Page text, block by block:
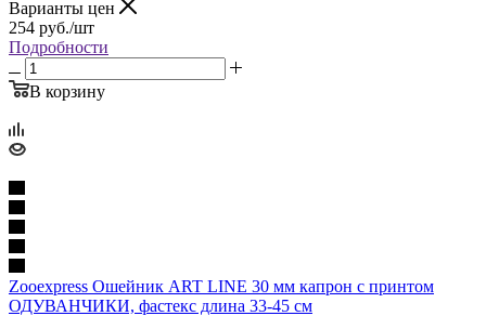
Варианты цен
254 руб./шт
Подробности
В корзину
Zooexpress Ошейник ART LINE 30 мм капрон c принтом
ОДУВАНЧИКИ, фастекс длина 33-45 см